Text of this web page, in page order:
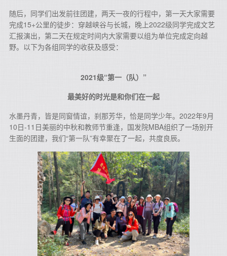
随后，同学们出发前往团建，两天一夜的行程中，第一天大家需要
完成15+公里的徒步：穿越峡谷与长城，晚上2022级同学完成文艺
汇报演出，第二天在规定时间内大家需要以组为单位完成定向越
野。以下为各组同学的收获及感受：
2021级“第一（队）”
最美好的时光是和你们在一起
水墨丹青，皆是同窗情谊，刹那芳华，恰是同学少年。2022年9月
10日-11日美丽的中秋和教师节重逢，国发院MBA组织了一场别开
生面的团建，我们“第一队”有幸聚在了一起，共度良辰。